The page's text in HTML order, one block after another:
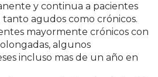
y continua a pacientes
agudos como crónicos.
mayormente crónicos con
algunos
incluso mas de un año en